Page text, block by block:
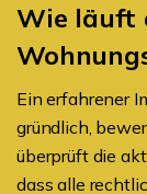
Wie läuft
Ein erfahrener
gründlich,
überprüft die
dass alle